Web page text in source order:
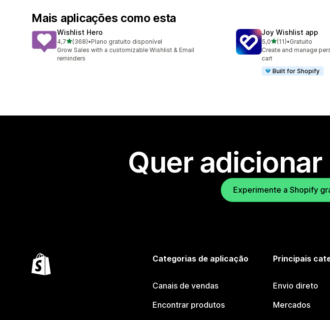
Mais aplicações como esta
Wishlist Hero
4,7de 5 estrelas
(368)
368 total de avaliações
•Plano gratuito disponível
Grow Sales with a customizable Wishlist & Email
reminders
Joy Wishlist app
5,0de 5 estrelas
(11)
11 total de avaliações
•Gratuito
Create and manage
cart
Built for Shopify
Quer
Experimente a Shopify
Categorias de aplicação
Canais de vendas
Encontrar produtos
Principais
Envio direto
Mercados